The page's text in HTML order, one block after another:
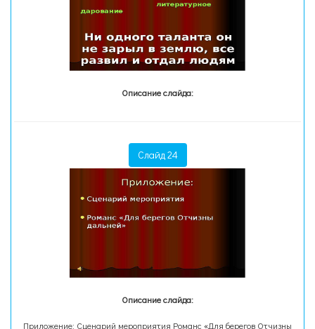
Описание слайда:
Слайд 24
Описание слайда:
Приложение: Сценарий мероприятия Романс «Для берегов Отчизны